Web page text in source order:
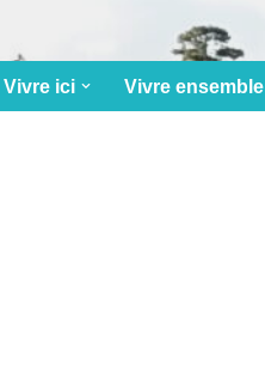
Vivre ici Vivre ensemble